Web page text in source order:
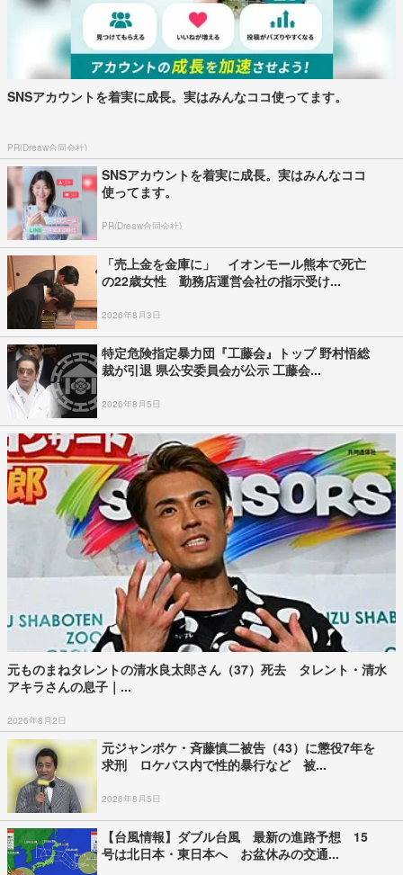
SNSアカウントを着実に成長。実はみんなココ使ってます。
PR(Dreaw合同会社)
SNSアカウントを着実に成長。実はみんなココ
使ってます。
PR(Dreaw合同会社)
「売上金を金庫に」 イオンモール熊本で死亡
の22歳女性 勤務店運営会社の指示受け...
2026年8月3日
特定危険指定暴力団『工藤会』トップ 野村悟総
裁が引退 県公安委員会が公示 工藤会...
2026年8月5日
元ものまねタレントの清水良太郎さん（37）死去 タレント・清水
アキラさんの息子｜...
2026年8月2日
元ジャンポケ・斉藤慎二被告（43）に懲役7年を
求刑 ロケバス内で性的暴行など 被...
2026年8月5日
【台風情報】ダブル台風 最新の進路予想 15
号は北日本・東日本へ お盆休みの交通...